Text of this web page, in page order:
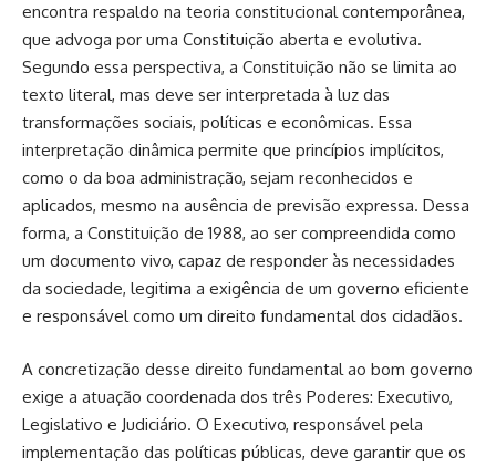
encontra respaldo na teoria constitucional contemporânea,
que advoga por uma Constituição aberta e evolutiva.
Segundo essa perspectiva, a Constituição não se limita ao
texto literal, mas deve ser interpretada à luz das
transformações sociais, políticas e econômicas. Essa
interpretação dinâmica permite que princípios implícitos,
como o da boa administração, sejam reconhecidos e
aplicados, mesmo na ausência de previsão expressa. Dessa
forma, a Constituição de 1988, ao ser compreendida como
um documento vivo, capaz de responder às necessidades
da sociedade, legitima a exigência de um governo eficiente
e responsável como um direito fundamental dos cidadãos.
A concretização desse direito fundamental ao bom governo
exige a atuação coordenada dos três Poderes: Executivo,
Legislativo e Judiciário. O Executivo, responsável pela
implementação das políticas públicas, deve garantir que os